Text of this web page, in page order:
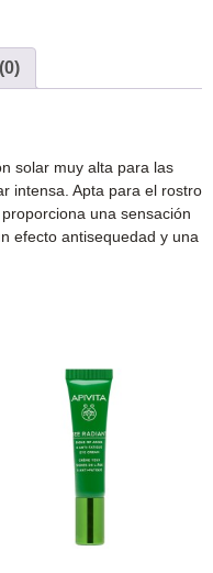
solar muy alta para las
intensa. Apta para el rostro
una sensación
efecto antisequedad y una